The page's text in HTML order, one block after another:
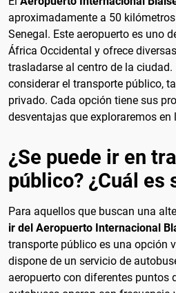
aproximadamente a 50
Senegal. Este aeropuerto es uno
África Occidental y ofrece
trasladarse al centro de la ciudad.
considerar el transporte público,
privado. Cada opción tiene sus
desventajas que exploraremos
¿Se puede ir en
público? ¿Cuál es
Para aquellos que buscan una
ir del Aeropuerto Internacional
transporte público es una opción
dispone de un servicio de
aeropuerto con diferentes puntos